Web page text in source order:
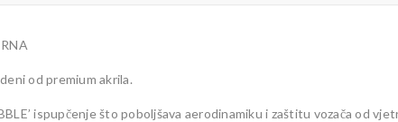
od premium akrila.
ispupčenje što poboljšava aerodinamiku i zaštitu vozača od